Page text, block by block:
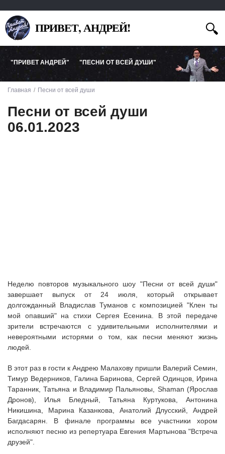
ПРИВЕТ, АНДРЕЙ!
"ПРИВЕТ АНДРЕЙ" "ПЕСНИ ОТ ВСЕЙ ДУШИ"
Главная Песни от всей души
Песни от всей души
06.01.2023
Неделю повторов музыкального шоу "Песни от всей души"
завершает выпуск от 24 июля, который открывает
долгожданный Владислав Туманов с композицией "Клен ты
мой опавший" на стихи Сергея Есенина. В этой передаче
зрители встречаются с удивительными исполнителями и
невероятными исторями о том, как песни меняют жизнь
людей.
В этот раз в гости к Андрею Малахову пришли Валерий Семин,
Тимур Ведерников, Галина Баринова, Сергей Одинцов, Ирина
Таранник, Татьяна и Владимир Пальяновы, Shaman (Ярослав
Дронов), Илья Бледный, Татьяна Куртукова, Антонина
Никишина, Марина Казанкова, Анатолий Длусский, Андрей
Багдасарян. В финале программы все участники хором
исполняют песню из репертуара Евгения Мартынова "Встреча
друзей".